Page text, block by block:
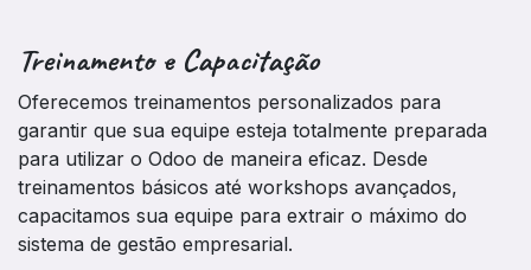
Treinamento e Capacitação
Oferecemos treinamentos personalizados para
garantir que sua equipe esteja totalmente preparada
para utilizar o Odoo de maneira eficaz. Desde
treinamentos básicos até workshops avançados,
capacitamos sua equipe para extrair o máximo do
sistema de gestão empresarial.